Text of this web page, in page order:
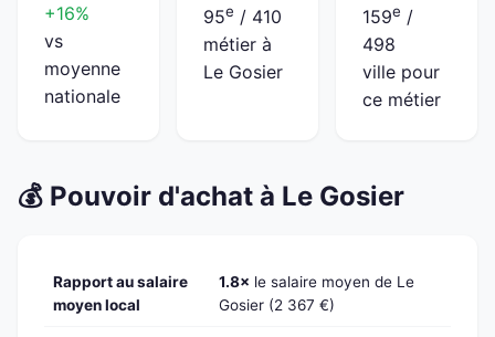
+16%
vs
moyenne
nationale
95e / 410
métier à
Le Gosier
159e /
498
ville pour
ce métier
💰 Pouvoir d'achat à Le Gosier
Rapport au salaire
moyen local
1.8× le salaire moyen de Le
Gosier (2 367 €)